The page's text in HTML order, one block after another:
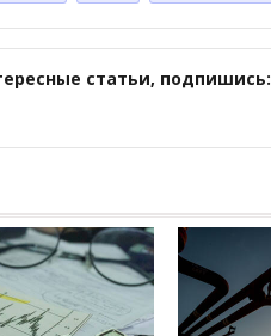
статьи, подпишись: